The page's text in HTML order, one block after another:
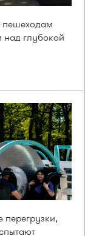
пешеходам
над глубокой